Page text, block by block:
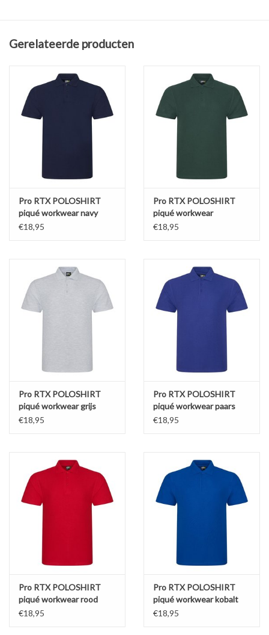
producten'
Gerelateerde producten
Pro RTX POLOSHIRT
piqué workwear navy
€18,95
Pro RTX POLOSHIRT
piqué workwear
bosgroen
€18,95
Pro RTX POLOSHIRT
piqué workwear grijs
€18,95
Pro RTX POLOSHIRT
piqué workwear paars
€18,95
Pro RTX POLOSHIRT
piqué workwear rood
€18,95
Pro RTX POLOSHIRT
piqué workwear kobalt
€18,95